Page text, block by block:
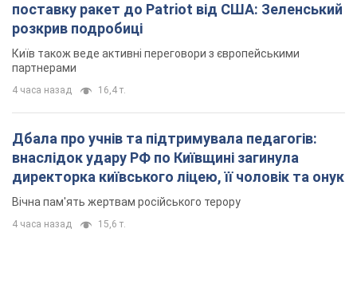
поставку ракет до Patriot від США: Зеленський
розкрив подробиці
Київ також веде активні переговори з європейськими
партнерами
4 часа назад 16,4 т.
Дбала про учнів та підтримувала педагогів:
внаслідок удару РФ по Київщині загинула
директорка київського ліцею, її чоловік та онук
Вічна пам'ять жертвам російського терору
4 часа назад 15,6 т.